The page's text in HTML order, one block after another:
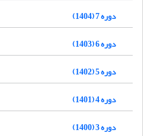
دوره 7 (1404)
دوره 6 (1403)
دوره 5 (1402)
دوره 4 (1401)
دوره 3 (1400)